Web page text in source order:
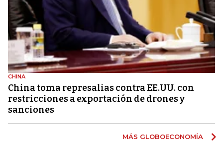
CHINA
China toma represalias contra EE.UU. con
restricciones a exportación de drones y
sanciones
MÁS GLOBOECONOMÍA